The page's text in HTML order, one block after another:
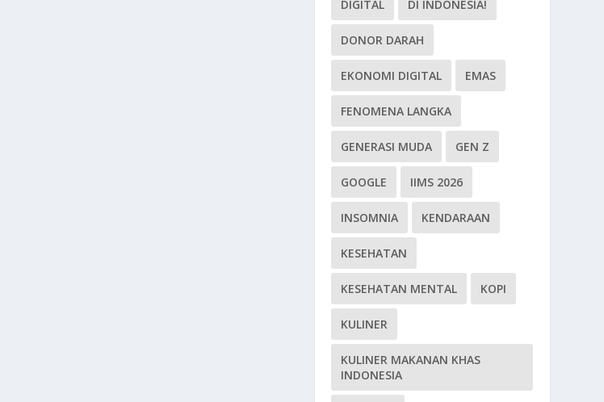
DIGITAL DI INDONESIA!
DONOR DARAH
EKONOMI DIGITAL EMAS
FENOMENA LANGKA
GENERASI MUDA GEN Z
GOOGLE IIMS 2026
INSOMNIA KENDARAAN
KESEHATAN
KESEHATAN MENTAL KOPI
KULINER
KULINER MAKANAN KHAS
INDONESIA